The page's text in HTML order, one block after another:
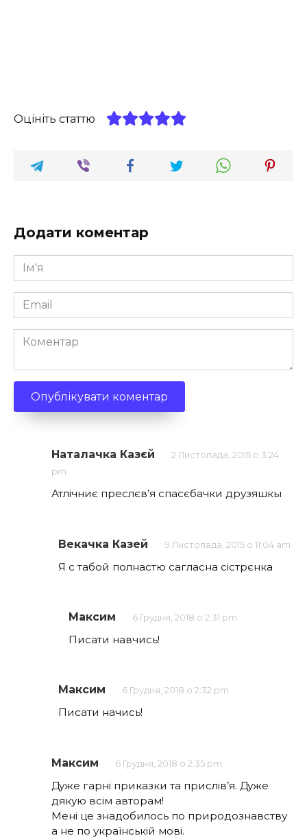
Оцініть статтю
Додати коментар
Ім'я
*
Email
*
Коментар
Наталачка Казєй
2 Листопада, 2015 о 3:24
pm
Атлічниє преслєв’я спасєбачки друзяшкы
Векачка Казей 9 Листопада, 2015 о 11:04 am
Я с табой полнастю сагласна сістрєнка
Максим 6 Грудня, 2018 о 2:31 pm
Писати навчись!
Максим 6 Грудня, 2018 о 2:32 pm
Писати начись!
Максим 6 Грудня, 2018 о 2:35 pm
Дуже гарні приказки та прислів’я. Дуже
дякую всім авторам!
Мені це знадобилось по природознавству
а не по українській мові.